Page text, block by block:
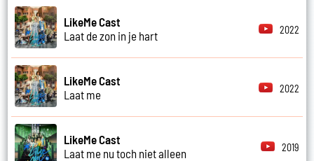
LikeMe Cast
Laat de zon in je hart
2022
LikeMe Cast
Laat me
2022
LikeMe Cast
Laat me nu toch niet alleen
2019